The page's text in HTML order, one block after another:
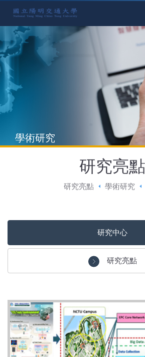
學術研究
研究亮點
研究亮點 學術研究
研究中心
研究亮點